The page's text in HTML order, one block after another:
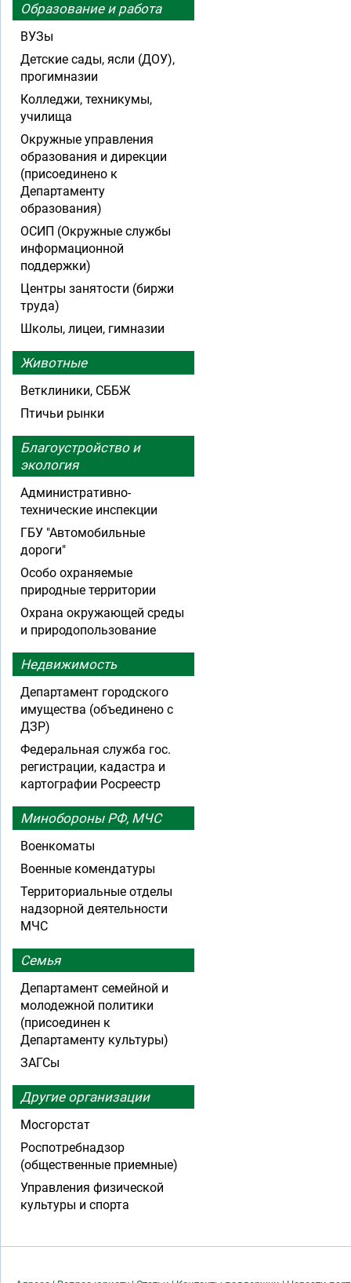
Образование и работа
ВУЗы
Детские сады, ясли (ДОУ),
прогимназии
Колледжи, техникумы,
училища
Окружные управления
образования и дирекции
(присоединено к
Департаменту
образования)
ОСИП (Окружные службы
информационной
поддержки)
Центры занятости (биржи
труда)
Школы, лицеи, гимназии
Животные
Ветклиники, СББЖ
Птичьи рынки
Благоустройство и
экология
Административно-
технические инспекции
ГБУ "Автомобильные
дороги"
Особо охраняемые
природные территории
Охрана окружающей среды
и природопользование
Недвижимость
Департамент городского
имущества (объединено с
ДЗР)
Федеральная служба гос.
регистрации, кадастра и
картографии Росреестр
Минобороны РФ, МЧС
Военкоматы
Военные комендатуры
Территориальные отделы
надзорной деятельности
МЧС
Семья
Департамент семейной и
молодежной политики
(присоединен к
Департаменту культуры)
ЗАГСы
Другие организации
Мосгорстат
Роспотребнадзор
(общественные приемные)
Управления физической
культуры и спорта